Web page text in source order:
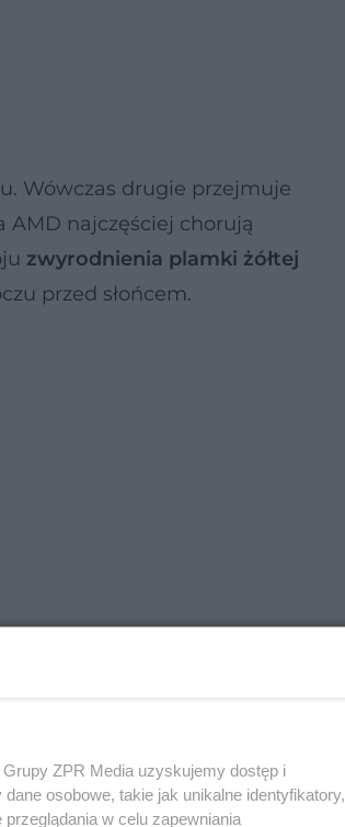
Wówczas drugie przejmuje
AMD najczęściej chorują
zwyrodnienia plamki żółtej
przed słońcem.
ZPR Media uzyskujemy dostęp i
osobowe, takie jak unikalne identyfikatory,
w celu zapewniania